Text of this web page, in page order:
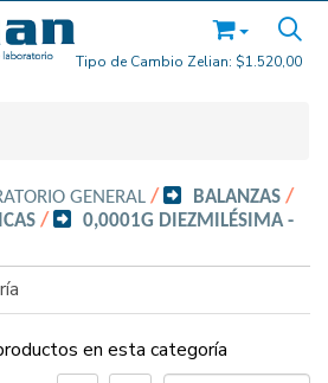
Tipo de Cambio Zelian: $1.520,00
GENERAL / BALANZAS /
/
0,0001G DIEZMILÉSIMA -
en esta categoría